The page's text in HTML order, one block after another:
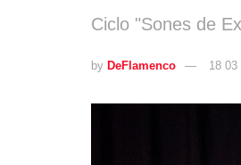
Ciclo "Sones de
by DeFlamenco 18 03